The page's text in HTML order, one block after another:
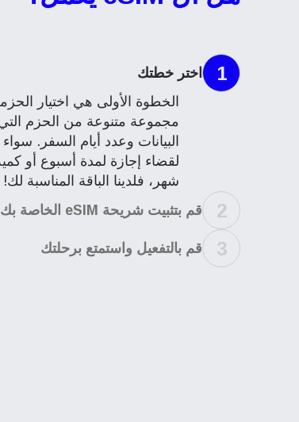
1
اختر خطتك
مجموعة متنوعة من الحزم
البيانات وعدد أيام السفر.
لقضاء إجازة لمدة أسبوع أو
شهر، فلدينا الباقة المناسبة لك!
2 قم بتثبيت شريحة eSIM الخاصة بك
3 قم بالتفعيل واستمتع برحلتك